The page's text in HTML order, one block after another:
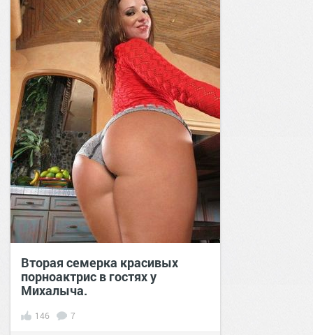
Вторая семерка красивых
порноактрис в гостях у
Михалыча.
146 7